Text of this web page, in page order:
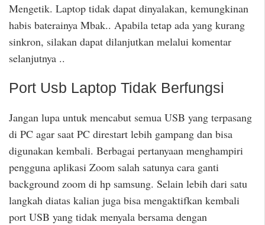
Mengetik. Laptop tidak dapat dinyalakan, kemungkinan
habis baterainya Mbak.. Apabila tetap ada yang kurang
sinkron, silakan dapat dilanjutkan melalui komentar
selanjutnya ..
Port Usb Laptop Tidak Berfungsi
Jangan lupa untuk mencabut semua USB yang terpasang
di PC agar saat PC direstart lebih gampang dan bisa
digunakan kembali. Berbagai pertanyaan menghampiri
pengguna aplikasi Zoom salah satunya cara ganti
background zoom di hp samsung. Selain lebih dari satu
langkah diatas kalian juga bisa mengaktifkan kembali
port USB yang tidak menyala bersama dengan